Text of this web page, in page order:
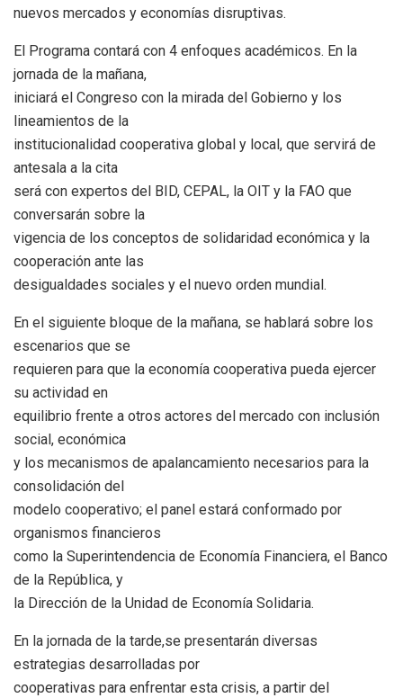
nuevos mercados y economías disruptivas.
El Programa contará con 4 enfoques académicos. En la
jornada de la mañana,
iniciará el Congreso con la mirada del Gobierno y los
lineamientos de la
institucionalidad cooperativa global y local, que servirá de
antesala a la cita
será con expertos del BID, CEPAL, la OIT y la FAO que
conversarán sobre la
vigencia de los conceptos de solidaridad económica y la
cooperación ante las
desigualdades sociales y el nuevo orden mundial.
En el siguiente bloque de la mañana, se hablará sobre los
escenarios que se
requieren para que la economía cooperativa pueda ejercer
su actividad en
equilibrio frente a otros actores del mercado con inclusión
social, económica
y los mecanismos de apalancamiento necesarios para la
consolidación del
modelo cooperativo; el panel estará conformado por
organismos financieros
como la Superintendencia de Economía Financiera, el Banco
de la República, y
la Dirección de la Unidad de Economía Solidaria.
En la jornada de la tarde,se presentarán diversas
estrategias desarrolladas por
cooperativas para enfrentar esta crisis, a partir del